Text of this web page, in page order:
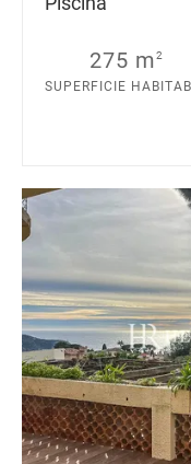
275 m2
SUPERFICIE